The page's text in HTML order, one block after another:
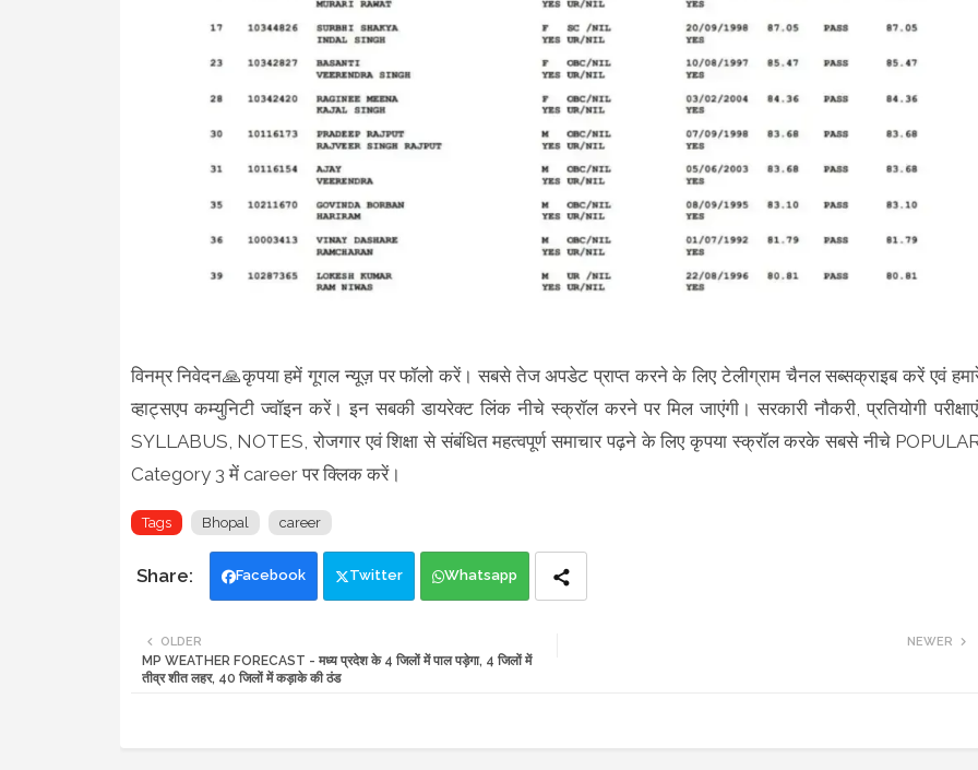
विनम्र निवेदन🙏कृपया हमें गूगल न्यूज़ पर फॉलो करें। सबसे तेज अपडेट प्राप्त करने के लिए टेलीग्राम चैनल सब्सक्राइब करें एवं
व्हाट्सएप कम्युनिटी ज्वॉइन करें। इन सबकी डायरेक्ट लिंक नीचे स्क्रॉल करने पर मिल जाएंगी। सरकारी नौकरी, प्रतियोगी
SYLLABUS, NOTES, रोजगार एवं शिक्षा से संबंधित महत्वपूर्ण समाचार पढ़ने के लिए कृपया स्क्रॉल करके सबसे नीचे
Category 3 में career पर क्लिक करें।
Tags Bhopal career
Facebook Twitter Whatsapp
NEWER
OLDER
MP WEATHER FORECAST - मध्य प्रदेश के 4 जिलों में पाल पड़ेगा, 4 जिलों में
तीव्र शीत लहर, 40 जिलों में कड़ाके की ठंड